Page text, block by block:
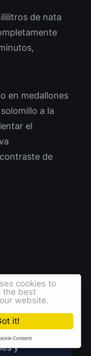
it!
cookies to
the best
website.
de nata
en medallones
a la
el
de
ha
y